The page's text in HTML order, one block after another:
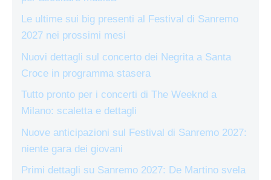
Le ultime sui big presenti al Festival di Sanremo
2027 nei prossimi mesi
Nuovi dettagli sul concerto dei Negrita a Santa
Croce in programma stasera
Tutto pronto per i concerti di The Weeknd a
Milano: scaletta e dettagli
Nuove anticipazioni sul Festival di Sanremo 2027:
niente gara dei giovani
Primi dettagli su Sanremo 2027: De Martino svela